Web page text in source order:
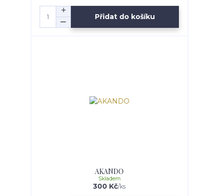
Přidat do košíku
AKANDO
300 Kč/ks
Skladem